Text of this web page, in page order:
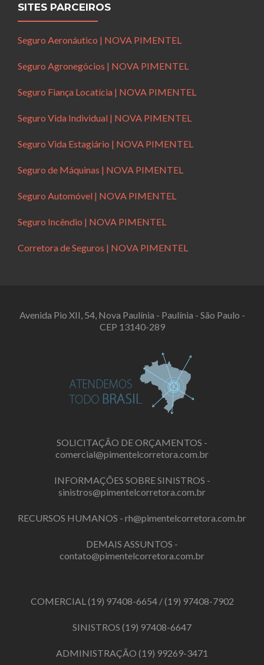
SITES PARCEIROS
Seguro Aeronáutico | NOVA PIMENTEL
Seguro Agronegócios | NOVA PIMENTEL
Seguro Fiança Locatícia | NOVA PIMENTEL
Seguro Vida Individual | NOVA PIMENTEL
Seguro Vida Estagiário | NOVA PIMENTEL
Seguro de Máquinas | NOVA PIMENTEL
Seguro Automóvel | NOVA PIMENTEL
Seguro Incêndio | NOVA PIMENTEL
Corretora de Seguros | NOVA PIMENTEL
Avenida Pio XII, 54, Nova Paulínia - Paulínia - São Paulo -
CEP 13140-289
SOLICITAÇÃO DE ORÇAMENTOS -
comercial@pimentelcorretora.com.br
INFORMAÇÕES SOBRE SINISTROS -
sinistros@pimentelcorretora.com.br
RECURSOS HUMANOS - rh@pimentelcorretora.com.br
DEMAIS ASSUNTOS -
contato@pimentelcorretora.com.br
COMERCIAL(19) 97408-6654/(19) 97408-7902
SINISTROS (19) 97408-6647
ADMINISTRAÇÃO (19) 99269-3471